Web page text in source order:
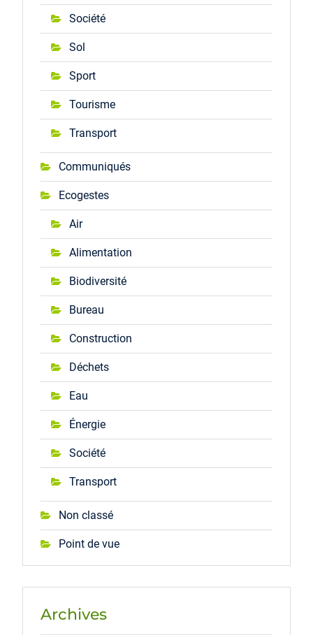
Société
Sol
Sport
Tourisme
Transport
Communiqués
Ecogestes
Air
Alimentation
Biodiversité
Bureau
Construction
Déchets
Eau
Énergie
Société
Transport
Non classé
Point de vue
Archives